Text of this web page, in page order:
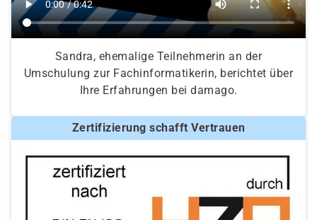
Sandra, ehemalige Teilnehmerin an der
Umschulung zur Fachinformatikerin, berichtet über
Ihre Erfahrungen bei damago.
Zertifizierung schafft Vertrauen